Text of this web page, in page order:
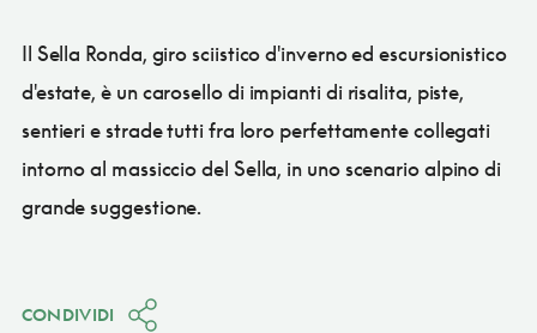
Il Sella Ronda, giro sciistico d'inverno ed escursionistico
d'estate, è un carosello di impianti di risalita, piste,
sentieri e strade tutti fra loro perfettamente collegati
intorno al massiccio del Sella, in uno scenario alpino di
grande suggestione.
CONDIVIDI